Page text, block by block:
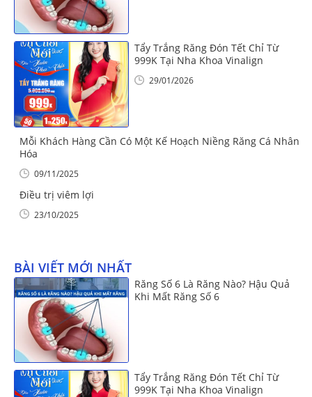
Tẩy Trắng Răng Đón Tết Chỉ Từ
999K Tại Nha Khoa Vinalign
29/01/2026
Mỗi Khách Hàng Cần Có Một Kế Hoạch Niềng Răng Cá Nhân
Hóa
09/11/2025
Điều trị viêm lợi
23/10/2025
BÀI VIẾT MỚI NHẤT
Răng Số 6 Là Răng Nào? Hậu Quả
Khi Mất Răng Số 6
Tẩy Trắng Răng Đón Tết Chỉ Từ
999K Tại Nha Khoa Vinalign